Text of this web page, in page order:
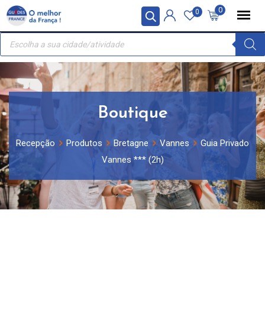
Painel de Gerenciamento de Cookies
Skip
content
0
0
Recherche
produits
Boutique
Recepção Produtos Bretagne Vannes
Guia Privado
Vannes *** (2h)